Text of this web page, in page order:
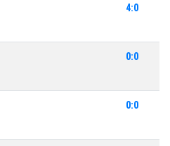
4:0
0:0
0:0